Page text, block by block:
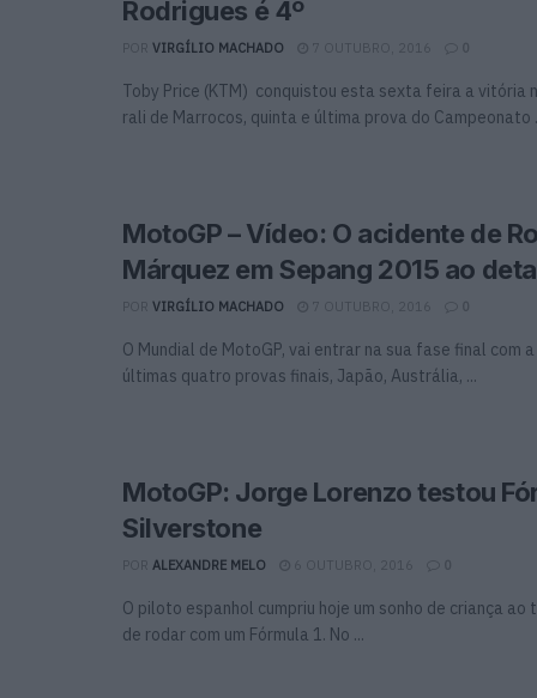
Rodrigues é 4º
VIRGÍLIO MACHADO 7 OUTUBRO, 2016 0
Toby Price (KTM) conquistou esta sexta feira a vitória
rali de Marrocos, quinta e última prova do Campeonato
MotoGP – Vídeo: O acidente de
Márquez em Sepang 2015 ao
VIRGÍLIO MACHADO 7 OUTUBRO, 2016 0
O Mundial de MotoGP, vai entrar na sua fase final com
últimas quatro provas finais, Japão, Austrália, ...
MotoGP: Jorge Lorenzo testou
Silverstone
ALEXANDRE MELO 6 OUTUBRO, 2016 0
O piloto espanhol cumpriu hoje um sonho de criança
de rodar com um Fórmula 1. No ...